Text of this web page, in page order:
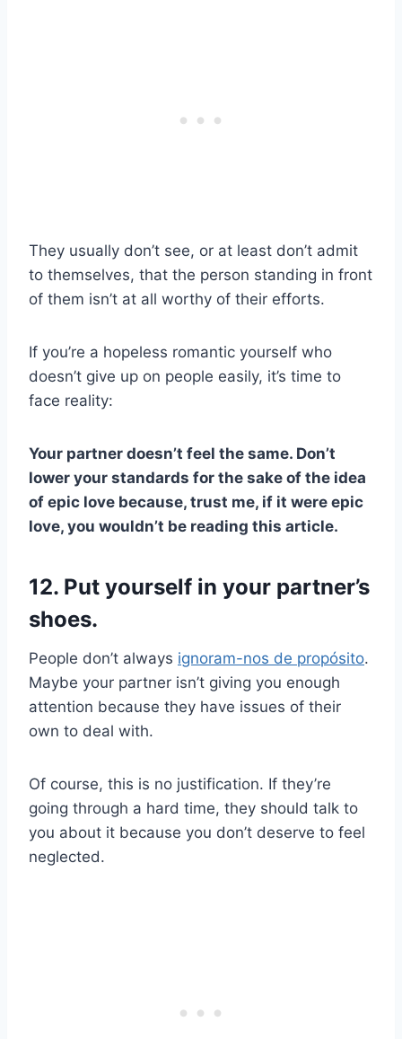
They usually don’t see, or at least don’t admit
to themselves, that the person standing in front
of them isn’t at all worthy of their efforts.
If you’re a hopeless romantic yourself who
doesn’t give up on people easily, it’s time to
face reality:
Your partner doesn’t feel the same. Don’t
lower your standards for the sake of the idea
of epic love because, trust me, if it were epic
love, you wouldn’t be reading this article.
12. Put yourself in your partner’s
shoes.
People don’t always ignoram-nos de propósito.
Maybe your partner isn’t giving you enough
attention because they have issues of their
own to deal with.
Of course, this is no justification. If they’re
going through a hard time, they should talk to
you about it because you don’t deserve to feel
neglected.